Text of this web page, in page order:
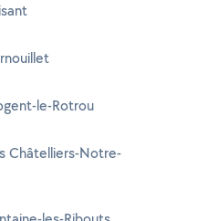
le-Rotrou
Châtelliers-Notre-